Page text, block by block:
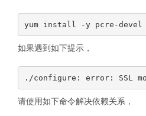
如果遇到如下提示，
请使用如下命令解决依赖关系，